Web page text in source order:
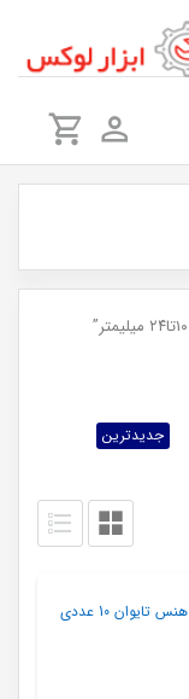
جدیدترین
جعبه بکس بلند 1/2 سایز 10_24 هنس تایوان 10 عددی